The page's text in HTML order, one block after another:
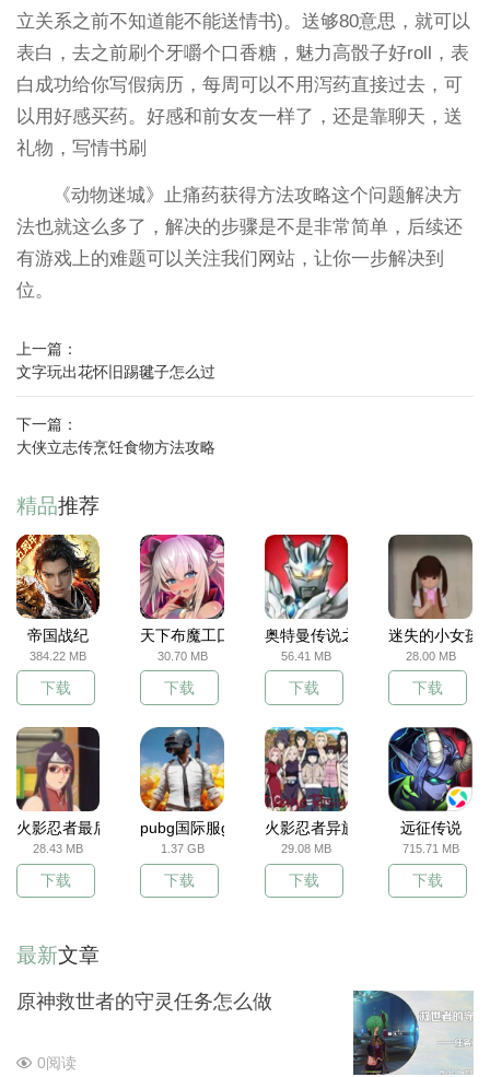
立关系之前不知道能不能送情书)。送够80意思，就可以
表白，去之前刷个牙嚼个口香糖，魅力高骰子好roll，表
白成功给你写假病历，每周可以不用泻药直接过去，可
以用好感买药。好感和前女友一样了，还是靠聊天，送
礼物，写情书刷
《动物迷城》止痛药获得方法攻略这个问题解决方
法也就这么多了，解决的步骤是不是非常简单，后续还
有游戏上的难题可以关注我们网站，让你一步解决到
位。
上一篇：
文字玩出花怀旧踢毽子怎么过
下一篇：
大侠立志传烹饪食物方法攻略
精品推荐
帝国战纪
384.22 MB
下载
天下布魔工囗服
30.70 MB
下载
奥特曼传说之战
56.41 MB
下载
迷失的小女孩
28.00 MB
下载
火影忍者最后战争
28.43 MB
下载
pubg国际服gm服
1.37 GB
下载
火影忍者异族崛起
29.08 MB
下载
远征传说
715.71 MB
下载
最新文章
原神救世者的守灵任务怎么做
0阅读